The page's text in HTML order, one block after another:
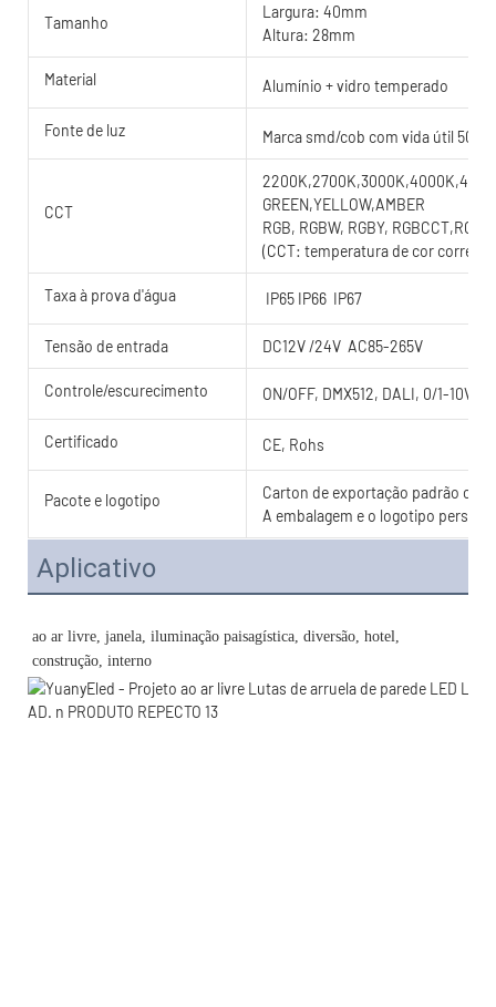
Tamanho
Largura: 40mm
Altura: 28mm
Material Alumínio + vidro temperado
Fonte de luz Marca smd/cob com vida útil
CCT
GREEN,YELLOW,AMBER
RGB, RGBW, RGBY,
(CCT: temperatura de cor
Taxa à prova d'água IP65 IP66 IP67
Tensão de entrada DC12V /24V AC85-265V
Controle/escurecimento ON/OFF, DMX512, DALI, 0/1-10V,
Certificado CE, Rohs
Pacote e logotipo
Carton de exportação padrão
A embalagem e o logotipo
Aplicativo
ao ar livre, janela, iluminação paisagística, diversão, hotel,